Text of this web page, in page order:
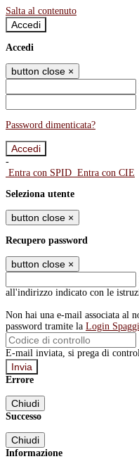
Salta al contenuto
Accedi
Accedi
button close ×
Password dimenticata?
-
Entra con SPID Entra con CIE
Seleziona utente
button close ×
Recupero password
button close ×
all'indirizzo indicato con le
Non hai una e-mail associata al
password tramite la Login
E-mail inviata, si prega di
Errore
Chiudi
Successo
Chiudi
Informazione